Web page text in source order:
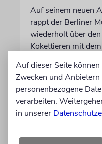
Auf seinem neuen
rappt der Berliner
wiederholt über
Kokettieren mit
von Lennart Wilsch
07.08.2026
Auf dieser Seite
Zwecken und Anbietern
personenbezogene
verarbeiten.
in unserer